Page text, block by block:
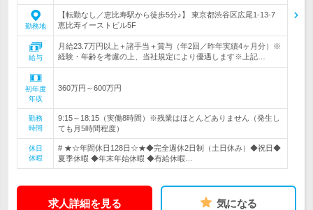
勤務地
【転勤なし／恵比寿駅から徒歩5分♪】 東京都渋谷区広尾1-13-7
恵比寿イーストビル5F
給与
月給23.7万円以上＋諸手当＋賞与（年2回／昨年実績4ヶ月分）※
経験・年齢を考慮の上、当社規定により優遇します※上記…
初年度
年収
360万円～600万円
勤務
時間
9:15～18:15（実働8時間）※残業はほとんどありません（発生し
ても月5時間程度）
休日
休暇
# ★☆年間休日128日☆★◆完全週休2日制（土日休み）◆祝日◆
夏季休暇 ◆年末年始休暇 ◆有給休暇…
求人詳細を見る 気になる